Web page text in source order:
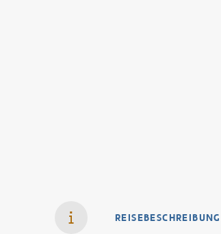
REISEBESCHREIBUNG